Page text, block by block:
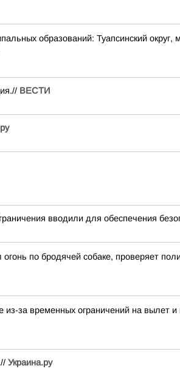
образований: Туапсинский округ,
ВЕСТИ
вводили для обеспечения
по бродячей собаке, проверяет
за временных ограничений на вылет
Украина.ру